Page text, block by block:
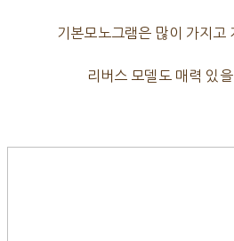
기본모노그램은 많이 가지고
리버스 모델도 매력 있